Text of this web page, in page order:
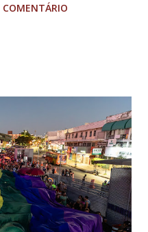
Ramagem, ex-diretor da
o almirante Almir
coronel Mauro Cid,
(réu-colaborador); o ex-
o general Paulo
e o general da
da Casa Civil e da
de tentativa de
de Direito, golpe de